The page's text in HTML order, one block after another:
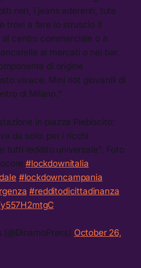
neri, i jeans aderenti, tute
trovi a fare lo struscio il
centro commerciale o a
ai mercati o nei bar.
di origine
vivace. Mini riot giovanili di
di Milano.”
in piazza Plebiscito:
da solo: per i ricchi
tutti reddito universale". Foto
#lockdownitalia
#lockdowncampania
#redditodicittadinanza
October 26,